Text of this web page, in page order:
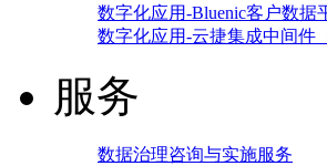
数字化应用-Bluenic客户数据
数字化应用-云捷集成中间件
服务
数据治理咨询与实施服务